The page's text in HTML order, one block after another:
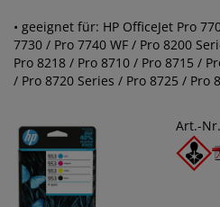
• geeignet für: HP OfficeJet Pro
7730 / Pro 7740 WF / Pro 8200
Pro 8218 / Pro 8710 / Pro 8715 /
/ Pro 8720 Series / Pro 8725 / Pro
Art.-